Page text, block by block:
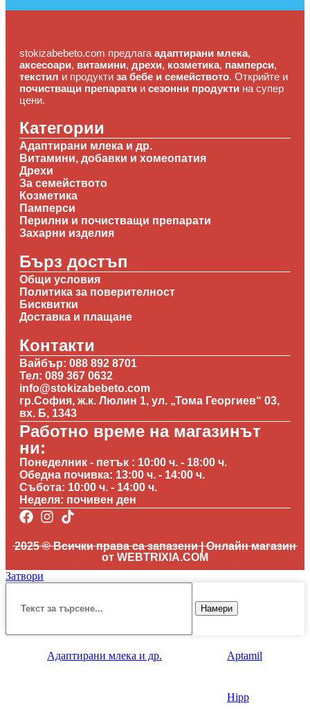
stokizabebeto.com предлага адаптирани млека,
аксесоари, витамини, дрехи, козметика, памперси,
текстил и продукти за бебе и семейството. Открийте и
почистващи препарати и сезонни продукти на супер
цени.
Категории
Адаптирани млека и др.
Витамини, добавки и хомеопатия
Дрехи
За семейството
Козметика
Памперси
Перилни и почистващи препарати
Захарни изделия
Бърз достъп
Общи условия
Политика за поверителност
Бисквитки
Доставка и плащане
Контакти
Вайбър: 088 892 8701
Тел: 089 367 0632
info@stokizabebeto.com
гр.София, ж.к. Люлин 1, ул. „Тома Георгиев“ 03,
вх. Б, 1343
Работно време на магазинът
ни:
Понеделник - петък : 10:00 ч. - 18:00 ч.
Обедна почивка: 13:00 ч. - 14:00 ч.
Събота: 10:00 ч. - 14:00 ч.
Неделя: почивен ден
2025 © Всички права са запазени | Онлайн магазин
от WEBTRIXIA.COM
Затвори
Намери
Адаптирани млека и др. Aptamil
Hipp